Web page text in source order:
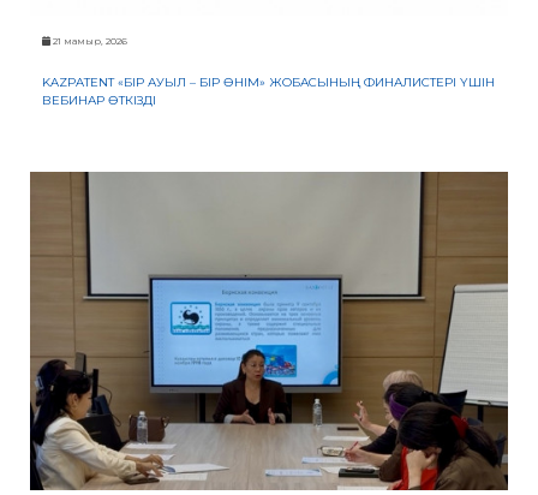
21 мамыр, 2026
KAZPATENT «БІР АУЫЛ – БІР ӨНІМ» ЖОБАСЫНЫҢ ФИНАЛИСТЕРІ ҮШІН
ВЕБИНАР ӨТКІЗДІ